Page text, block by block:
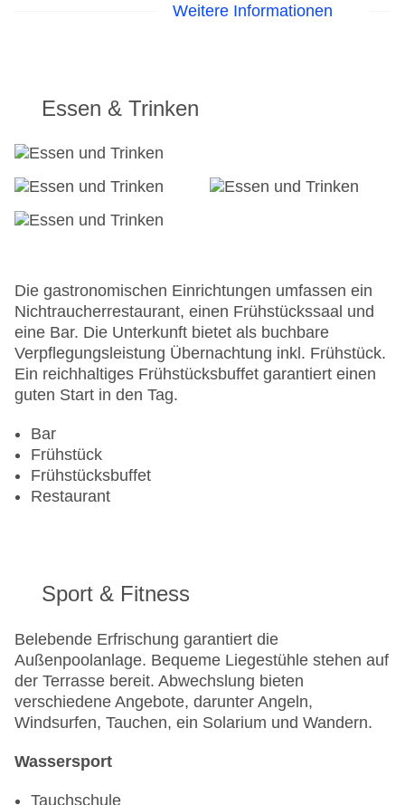
Pools:Outdoor Pool, Liegen am Pool
Weitere Informationen
Essen & Trinken
Die gastronomischen Einrichtungen umfassen ein
Nichtraucherrestaurant, einen Frühstückssaal und
eine Bar. Die Unterkunft bietet als buchbare
Verpflegungsleistung Übernachtung inkl. Frühstück.
Ein reichhaltiges Frühstücksbuffet garantiert einen
guten Start in den Tag.
Bar
Frühstück
Frühstücksbuffet
Restaurant
Sport & Fitness
Belebende Erfrischung garantiert die
Außenpoolanlage. Bequeme Liegestühle stehen auf
der Terrasse bereit. Abwechslung bieten
verschiedene Angebote, darunter Angeln,
Windsurfen, Tauchen, ein Solarium und Wandern.
Wassersport
Tauchschule